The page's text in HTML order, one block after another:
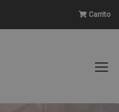
Carrito